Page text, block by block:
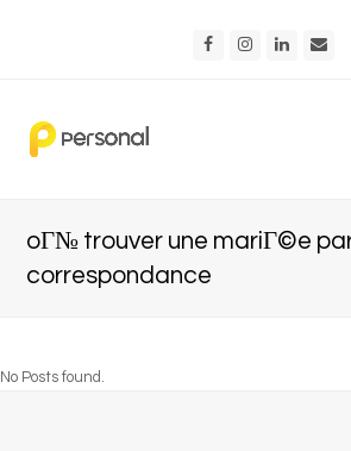
FacebookInstagram
LinkedIn
oГ№ trouver une mariГ©e
correspondance
No Posts found.